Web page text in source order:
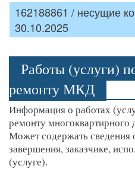
162188861 / несущие
30.10.2025
Работы (услуги)
ремонту МКД
Информация о работах
ремонту многоквартирного
Может содержать сведения
завершения, заказчике,
(услуге).